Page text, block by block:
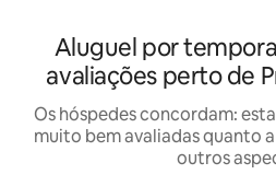
Aluguel por
avaliações perto de
Os hóspedes concordam:
muito bem avaliadas quanto
outros